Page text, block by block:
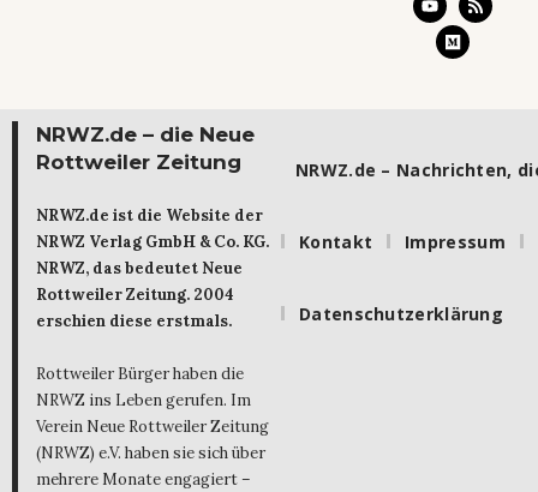
NRWZ.de – die Neue
Rottweiler Zeitung
NRWZ.de ist die Website der
NRWZ Verlag GmbH & Co. KG.
NRWZ, das bedeutet Neue
Rottweiler Zeitung. 2004
erschien diese erstmals.
Rottweiler Bürger haben die
NRWZ ins Leben gerufen. Im
Verein Neue Rottweiler Zeitung
(NRWZ) e.V. haben sie sich über
mehrere Monate engagiert –
NRWZ.de – Nachrichten,
Kontakt Impressum
Datenschutzerklärung